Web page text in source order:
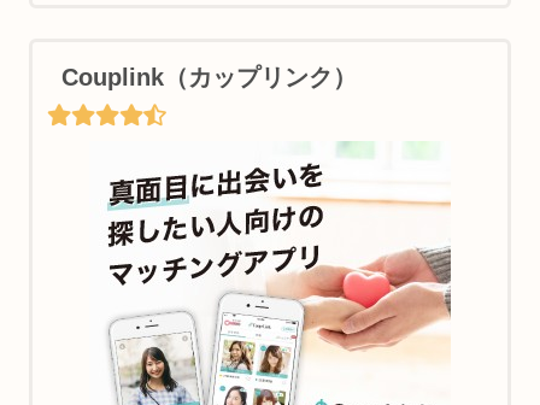
Couplink（カップリンク）